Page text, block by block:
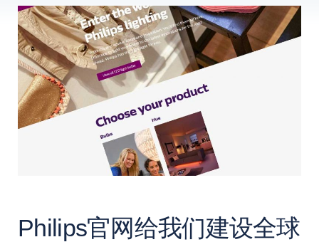
搜
索：
Philips官网给我们建设全球